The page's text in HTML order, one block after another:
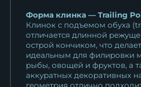
Форма клинка — Trailing
Клинок с подъемом обуха
отличается длинной
острой кончиком, что
идеальным для филировки
рыбы, овощей и фруктов, а
аккуратных декоративных